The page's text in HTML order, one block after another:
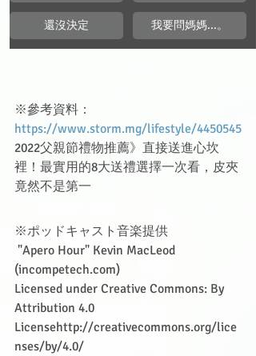
還沒決定 我要問媽媽...。
※參考資料：
https://www.storm.mg/lifestyle/4450545
2022父親節禮物推薦》直接送進心坎
裡！最實用的8大送禮選擇一次看，皮夾
竟然不是第一
※ポッドキャスト音楽提供
(incompetech.com)
Licensed under Creative Commons: By
Attribution 4.0
Licensehttp://creativecommons.org/lice
nses/by/4.0/